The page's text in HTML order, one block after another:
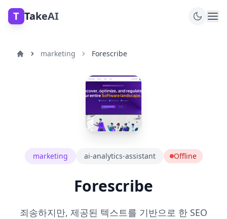
T TakeAI
marketing Forescribe
marketing ai-analytics-assistant Offline
Forescribe
죄송하지만, 제공된 텍스트를 기반으로 한 SEO